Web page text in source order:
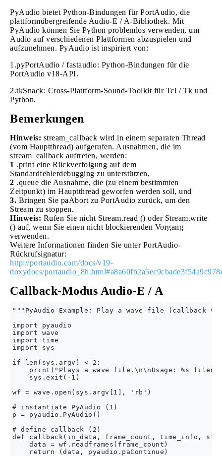
PyAudio bietet Python-Bindungen für PortAudio, die
plattformübergreifende Audio-E / A-Bibliothek. Mit
PyAudio können Sie Python problemlos verwenden, um
Audio auf verschiedenen Plattformen abzuspielen und
aufzunehmen. PyAudio ist inspiriert von:
1.pyPortAudio / fastaudio: Python-Bindungen für die
PortAudio v18-API.
2.tkSnack: Cross-Plattform-Sound-Toolkit für Tcl / Tk und
Python.
Bemerkungen
Hinweis: stream_callback wird in einem separaten Thread
(vom Hauptthread) aufgerufen. Ausnahmen, die im
stream_callback auftreten, werden:
1 .print eine Rückverfolgung auf dem
Standardfehlerdebugging zu unterstützen,
2 .queue die Ausnahme, die (zu einem bestimmten
Zeitpunkt) im Hauptthread geworfen werden soll, und
3. Bringen Sie paAbort zu PortAudio zurück, um den
Stream zu stoppen.
Hinweis: Rufen Sie nicht Stream.read () oder Stream.write
() auf, wenn Sie einen nicht blockierenden Vorgang
verwenden.
Weitere Informationen finden Sie unter PortAudio-
Rückrufsignatur:
http://portaudio.com/docs/v19-
doxydocs/
Callback-Modus Audio-E / A
"""PyAudio Example: Play a wave file (callback
import pyaudio
import wave
import time
import sys
if len(sys.argv) < 2:
print("Plays a wave file.\n\nUsage: %s
    sys.exit(-1)
wf = wave.open(sys.argv[1], 'rb')
# instantiate PyAudio (1)
p = pyaudio.PyAudio()
# define callback (2)
def callback(in_data, frame_count, time_info,
    data = wf.readframes(frame_count)
    return (data, pyaudio.paContinue)